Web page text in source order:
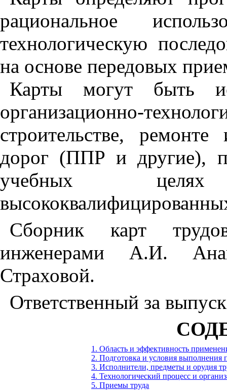
рациональное
технологическую
на основе передовых
Карты могут быть
организационно-
строительстве,
дорог (ППР и другие),
учебных
Сборник карт
инженерами А.И.
Страховой.
Ответственный за
1. Область и эффективность
2. Подготовка и условия выполнения
3. Исполнители, предметы и орудия
4. Технологический процесс и
5. Приемы труда